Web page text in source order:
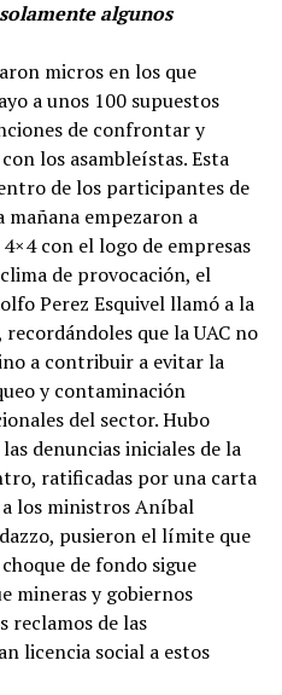
algunos
micros en los que
a unos 100 supuestos
de confrontar y
los asambleístas. Esta
de los participantes de
mañana empezaron a
con el logo de empresas
de provocación, el
Perez Esquivel llamó a la
que la UAC no
a contribuir a evitar la
y contaminación
del sector. Hubo
denuncias iniciales de la
ratificadas por una carta
a los ministros Aníbal
pusieron el límite que
de fondo sigue
mineras y gobiernos
reclamos de las
licencia social a estos